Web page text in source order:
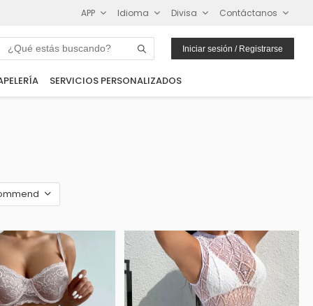
APP Idioma Divisa Contáctanos
Iniciar sesión / Registrarse
SERVICIOS PERSONALIZADOS